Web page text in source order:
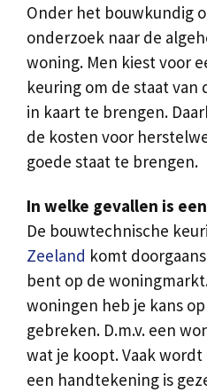
Onder het bouwkundig
onderzoek naar de
woning. Men kiest voor
keuring om de staat
in kaart te brengen.
de kosten voor
goede staat te brengen.
In welke gevallen is
De bouwtechnische
Zeeland komt
bent op de
woningen heb je kans
gebreken. D.m.v. een
wat je koopt. Vaak
een handtekening is